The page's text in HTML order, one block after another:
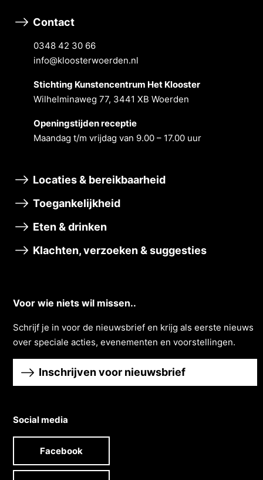
Contact
0348 42 30 66
info@kloosterwoerden.nl
Stichting Kunstencentrum Het Klooster
Wilhelminaweg 77, 3441 XB Woerden
Openingstĳden receptie
Maandag t/m vrĳdag van 9.00 – 17.00 uur
Locaties & bereikbaarheid
Toegankelijkheid
Eten & drinken
Klachten, verzoeken & suggesties
Voor wie niets wil missen..
Schrĳf je in voor de nieuwsbrief en krĳg als eerste nieuws
over speciale acties, evenementen en voorstellingen.
Inschrijven voor nieuwsbrief
Social media
Facebook